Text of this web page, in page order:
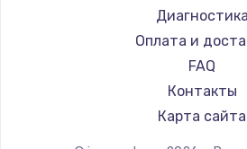
Установка /
1300 руб.
Заказать
Bork
Segway
KIRIN
Диагностика
Оплата и
FAQ
Контакты
Карта сайта